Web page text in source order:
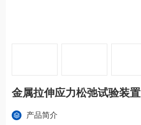
金属拉伸应力松弛试验装置
产品简介